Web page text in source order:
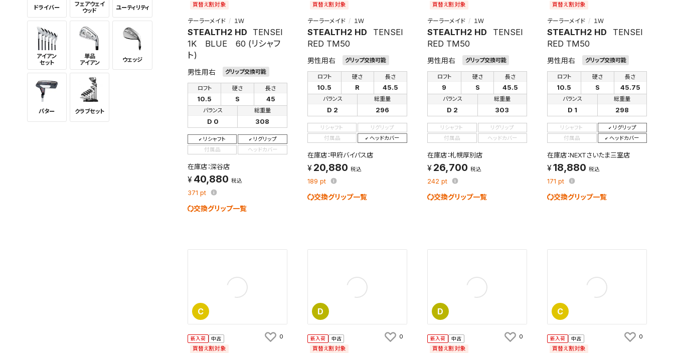
買替え割対象
テーラーメイド １Ｗ
STEALTH2 HD
TENSEI
1K BLUE 60 (リシャフ
ト)
男性用右 グリップ交換可能
ロフト
10.5
硬さ
S
長さ
45
バランス
D 0
総重量
308
リシャフト
リグリップ
付属品
ヘッドカバー
在庫店：深谷店
40,880 税込
371 pt
交換グリップ一覧
買替え割対象
テーラーメイド １Ｗ
STEALTH2 HD
TENSEI
RED TM50
男性用右 グリップ交換可能
ロフト
10.5
硬さ
R
長さ
45.5
バランス
D 2
総重量
296
リシャフト
リグリップ
付属品
ヘッドカバー
在庫店：甲府バイパス店
20,880 税込
189 pt
交換グリップ一覧
買替え割対象
テーラーメイド １Ｗ
STEALTH2 HD
TENSEI
RED TM50
男性用右 グリップ交換可能
ロフト
9
硬さ
S
長さ
45.5
バランス
D 2
総重量
303
リシャフト
リグリップ
付属品
ヘッドカバー
在庫店：札幌厚別店
26,700 税込
242 pt
交換グリップ一覧
買替え割対象
テーラーメイド １Ｗ
STEALTH2 HD
TENSEI
RED TM50
男性用右 グリップ交換可能
ロフト
10.5
硬さ
S
長さ
45.75
バランス
D 1
総重量
298
リシャフト
リグリップ
付属品
ヘッドカバー
在庫店：NEXTさいたま三室店
18,880 税込
171pt
交換グリップ一覧
C
新入荷 中古
買替え割対象
0
D
新入荷 中古
買替え割対象
0
D
新入荷 中古
買替え割対象
0
C
新入荷 中古
買替え割対象
0
検索条件を保存
この検索条件をマイページ内「保存検索条件一覧」に保存します。
ドライバー
フェアウェイ
ウッド
ユーティリティ
アイアン
セット
単品
アイアン
ウェッジ
パター クラブセット